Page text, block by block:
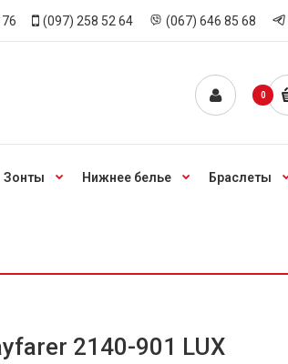
(097) 258 52 64 (067) 646 85 68
0
Зонты Нижнее белье Браслеты
2140-901 LUX